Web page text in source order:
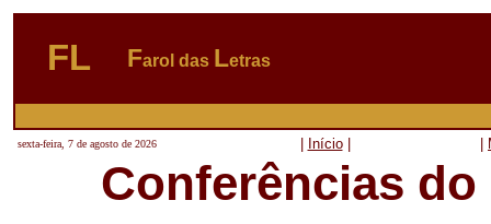
FL Farol das Letras
sexta-feira, 7 de agosto de 2026 Início|
Conferências do